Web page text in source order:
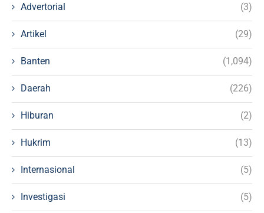
Advertorial (3)
Artikel (29)
Banten (1,094)
Daerah (226)
Hiburan (2)
Hukrim (13)
Internasional (5)
Investigasi (5)